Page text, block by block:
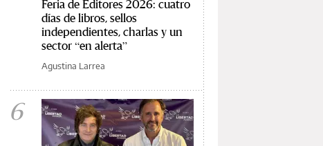
Feria de Editores 2026: cuatro
días de libros, sellos
independientes, charlas y un
sector “en alerta”
Agustina Larrea
6